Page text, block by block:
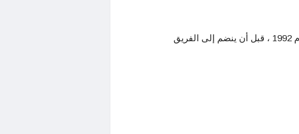
بدأ ديفيد بيكهام مسيرته كلاعب في فريق شباب مانشستر يونايتد في عام 1992 ، قبل أن ينضم إلى الفريق